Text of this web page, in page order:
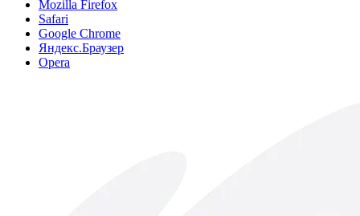
Mozilla Firefox
Safari
Google Chrome
Яндекс.Браузер
Opera